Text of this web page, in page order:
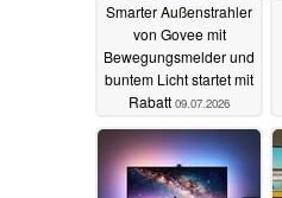
Smarter Außenstrahler
von Govee mit
Bewegungsmelder und
buntem Licht startet mit
Rabatt 09.07.2026